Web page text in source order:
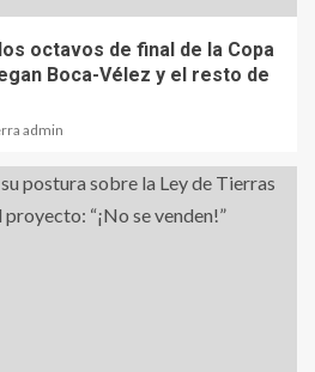
octavos de final de la Copa
Boca-Vélez y el resto de
admin